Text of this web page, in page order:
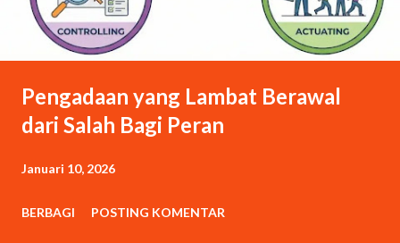
Pengadaan yang Lambat Berawal
dari Salah Bagi Peran
Januari 10, 2026
BERBAGI POSTING KOMENTAR